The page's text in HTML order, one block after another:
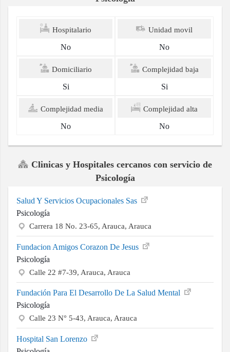
Hospitalario
No
Unidad movil
No
Domiciliario
Si
Complejidad baja
Si
Complejidad media
No
Complejidad alta
No
Clinicas y Hospitales cercanos con servicio de
Psicología
Salud Y Servicios Ocupacionales Sas
Psicología
Carrera 18 No. 23-65, Arauca, Arauca
Fundacion Amigos Corazon De Jesus
Psicología
Calle 22 #7-39, Arauca, Arauca
Fundación Para El Desarrollo De La Salud Mental
Psicología
Calle 23 N° 5-43, Arauca, Arauca
Hospital San Lorenzo